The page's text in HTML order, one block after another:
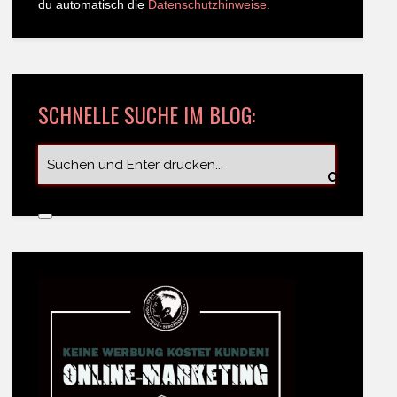
du automatisch die Datenschutzhinweise.
SCHNELLE SUCHE IM BLOG: